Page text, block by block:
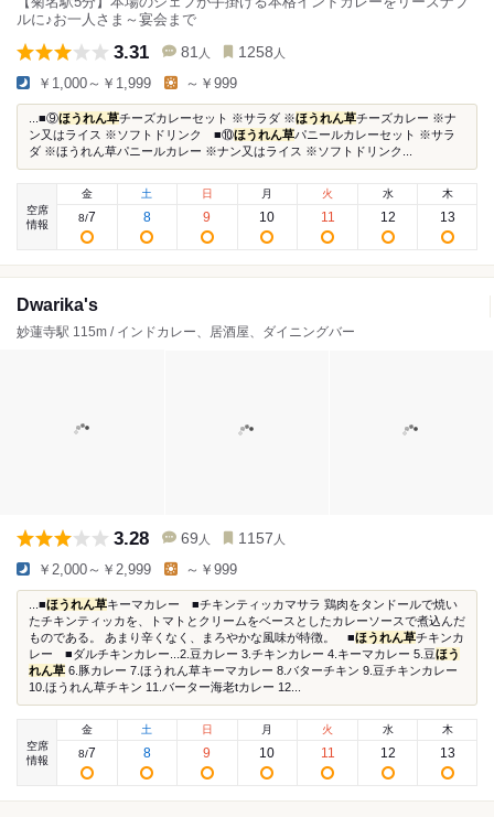
ルに♪お一人さま～宴会まで
3.31 81 人 1258 人
￥1,000～￥1,999 ～￥999
...■⑨ほうれん草チーズカレーセット ※サラダ ※ほうれん草チーズカレー ※ナ
ン又はライス ※ソフトドリンク ■⑩ほうれん草パニールカレーセット ※サラ
ダ ※ほうれん草パニールカレー ※ナン又はライス ※ソフトドリンク...
空席
情報
金
8/7
土
8
日
9
月
10
火
11
水
12
木
13
Dwarika's
妙蓮寺駅 115m / インドカレー、居酒屋、ダイニングバー
3.28 69 人 1157 人
￥2,000～￥2,999 ～￥999
...■ほうれん草キーマカレー ■チキンティッカマサラ 鶏肉をタンドールで焼い
たチキンティッカを、トマトとクリームをベースとしたカレーソースで煮込んだ
ものである。 あまり辛くなく、まろやかな風味が特徴。 ■ほうれん草チキンカ
レー ■ダルチキンカレー...2.豆カレー 3.チキンカレー 4.キーマカレー 5.豆ほう
れん草 6.豚カレー 7.ほうれん草キーマカレー 8.バターチキン 9.豆チキンカレー
10.ほうれん草チキン 11.バーター海老tカレー 12...
空席
情報
金
8/7
土
8
日
9
月
10
火
11
水
12
木
13